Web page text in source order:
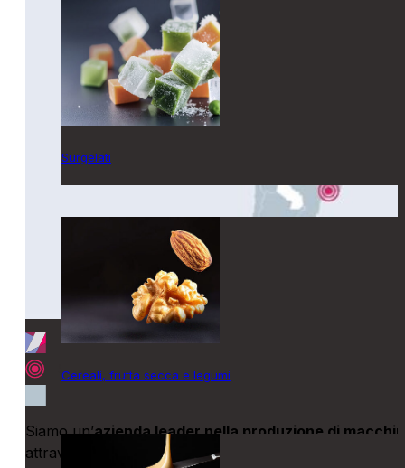
Surgelati
Cereali, frutta secca e legumi
E TÈ
PET
FOOD
E
NICOTINE
PRODUCTS
POLVERI
CHIMICHE
E
Siamo un’azienda leader nella produzione di
attraverso una rete di agenzie partner.